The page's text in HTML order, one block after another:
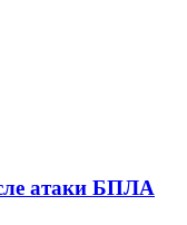
атаки БПЛА